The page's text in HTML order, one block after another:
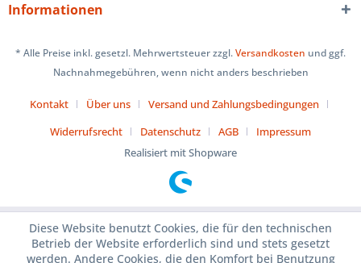
Informationen
* Alle Preise inkl. gesetzl. Mehrwertsteuer zzgl.Versandkosten und ggf.
Nachnahmegebühren, wenn nicht anders beschrieben
Kontakt Über uns
Versand und Zahlungsbedingungen
Widerrufsrecht
Datenschutz AGB
Impressum
Realisiert mit Shopware
Diese Website benutzt Cookies, die für den technischen
Betrieb der Website erforderlich sind und stets gesetzt
werden. Andere Cookies, die den Komfort bei Benutzung